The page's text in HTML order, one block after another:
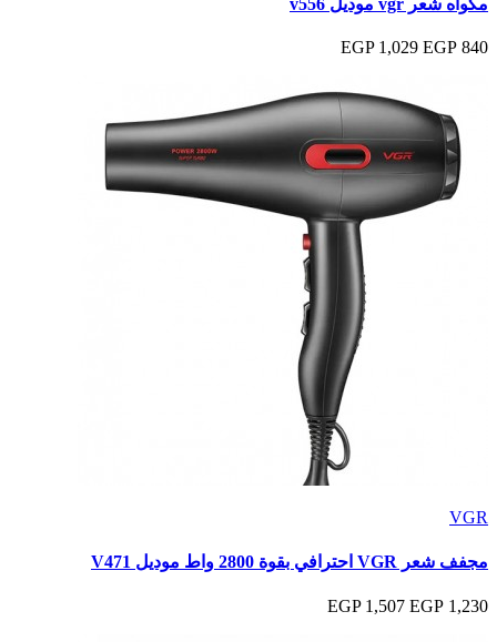
مكواه شعر vgr موديل v556
840 EGP
1,029 EGP
VGR
مجفف شعر VGR احترافي بقوة 2800 واط موديل V471
1,230 EGP
1,507 EGP